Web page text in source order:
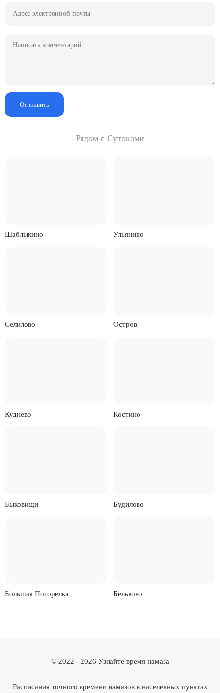
Отправить
Рядом с Сутоками
Шаблыкино Ульянино
Селилово Остров
Куднево Костино
Быковищи Будилово
Большая Погорелка Бельково
© 2022 - 2026 Узнайте время намаза
Расписания точного времени намазов в населенных пунктах